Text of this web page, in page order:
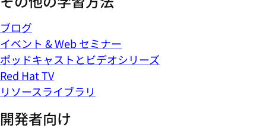
ブログ
イベント & Web セミナー
ポッドキャストとビデオシリーズ
Red Hat TV
リソースライブラリ
開発者向け